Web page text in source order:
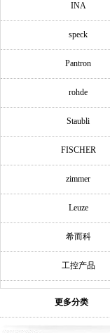
INA
speck
Pantron
rohde
Staubli
FISCHER
zimmer
Leuze
希而科
工控产品
更多分类